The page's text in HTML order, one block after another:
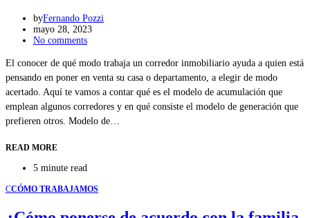
byFernando Pozzi
mayo 28, 2023
No comments
El conocer de qué modo trabaja un corredor inmobiliario ayuda a quien está
pensando en poner en venta su casa o departamento, a elegir de modo
acertado. Aquí te vamos a contar qué es el modelo de acumulación que
emplean algunos corredores y en qué consiste el modelo de generación que
prefieren otros. Modelo de…
READ MORE
5 minute read
CCÓMO TRABAJAMOS